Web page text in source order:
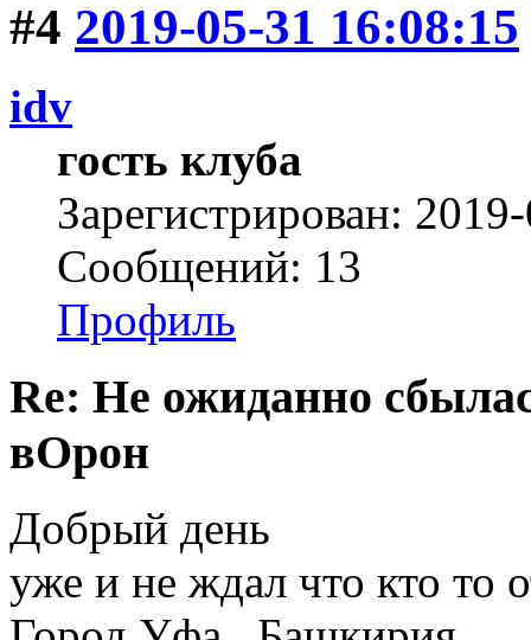
#4 2019-05-31 16:08:15
idv
гость клуба
Зарегистрирован:
Сообщений: 13
Профиль
Re: Не ожиданно
вОрон
Добрый день
уже и не ждал что кто то